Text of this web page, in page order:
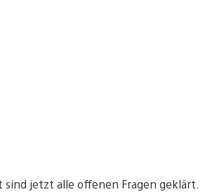
jetzt alle offenen Fragen geklärt.